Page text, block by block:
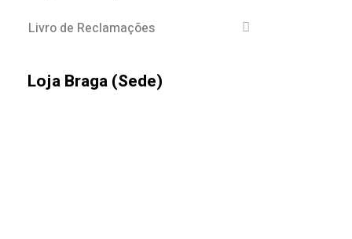
Livro de Reclamações
Loja Braga (Sede)